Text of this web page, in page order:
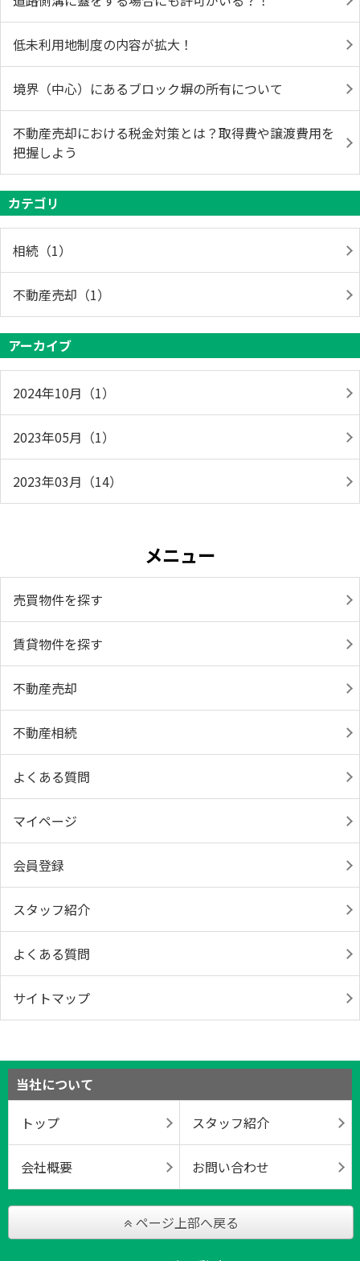
低未利用地制度の内容が拡大！
境界（中心）にあるブロック塀の所有について
不動産売却における税金対策とは？取得費や譲渡費用を
把握しよう
カテゴリ
相続（1）
不動産売却（1）
アーカイブ
2024年10月（1）
2023年05月（1）
2023年03月（14）
メニュー
売買物件を探す
賃貸物件を探す
不動産売却
不動産相続
よくある質問
マイページ
会員登録
スタッフ紹介
よくある質問
サイトマップ
当社について
トップ
スタッフ紹介
会社概要 お問い合わせ
ページ上部へ戻る